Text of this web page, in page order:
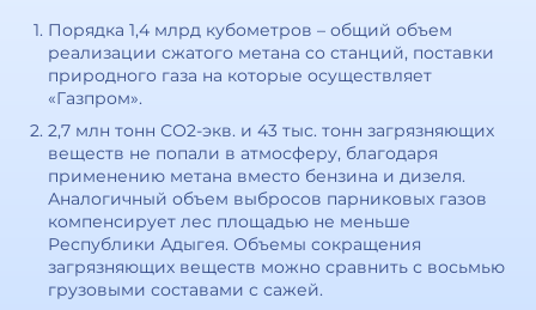
Порядка 1,4 млрд кубометров – общий объем
реализации сжатого метана со станций, поставки
природного газа на которые осуществляет
«Газпром».
2,7 млн тонн СО2-экв. и 43 тыс. тонн загрязняющих
веществ не попали в атмосферу, благодаря
применению метана вместо бензина и дизеля.
Аналогичный объем выбросов парниковых газов
компенсирует лес площадью не меньше
Республики Адыгея. Объемы сокращения
загрязняющих веществ можно сравнить с восьмью
грузовыми составами с сажей.